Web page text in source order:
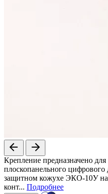
Крепление предназначено
плоскопанельного цифрового
защитном кожухе ЭКО-10У на
конт... Подробнее